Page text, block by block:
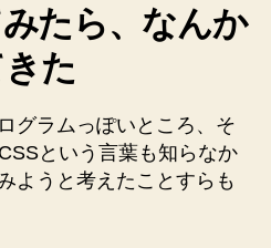
たら、なんか
た
グラムっぽいところ、そ
という言葉も知らなか
ようと考えたことすらも